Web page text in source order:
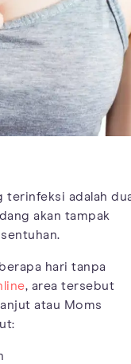
terinfeksi adalah
akan tampak
hari tanpa
, area tersebut
atau Moms